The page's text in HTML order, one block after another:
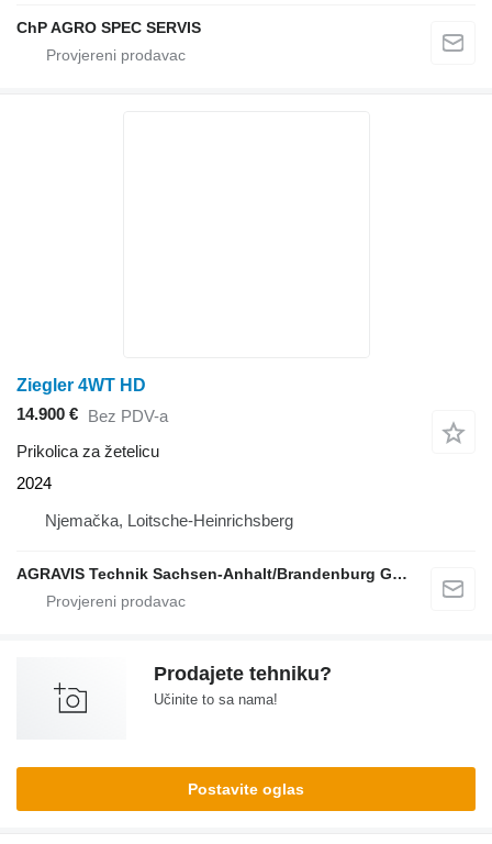
ChP AGRO SPEC SERVIS
Ziegler 4WT HD
14.900 € Bez PDV-a
Prikolica za žetelicu
2024
Njemačka, Loitsche-Heinrichsberg
AGRAVIS Technik Sachsen-Anhalt/Brandenburg GmbH
Prodajete tehniku?
Učinite to sa nama!
Postavite oglas